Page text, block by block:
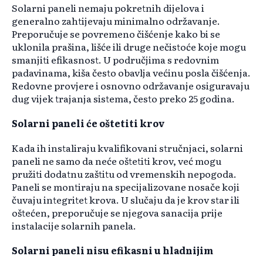
Solarni paneli nemaju pokretnih dijelova i
generalno zahtijevaju minimalno održavanje.
Preporučuje se povremeno čišćenje kako bi se
uklonila prašina, lišće ili druge nečistoće koje mogu
smanjiti efikasnost. U područjima s redovnim
padavinama, kiša često obavlja većinu posla čišćenja.
Redovne provjere i osnovno održavanje osiguravaju
dug vijek trajanja sistema, često preko 25 godina. ​
Solarni paneli će oštetiti krov
Kada ih instaliraju kvalifikovani stručnjaci, solarni
paneli ne samo da neće oštetiti krov, već mogu
pružiti dodatnu zaštitu od vremenskih nepogoda.
Paneli se montiraju na specijalizovane nosače koji
čuvaju integritet krova. U slučaju da je krov star ili
oštećen, preporučuje se njegova sanacija prije
instalacije solarnih panela. ​
Solarni paneli nisu efikasni u hladnijim